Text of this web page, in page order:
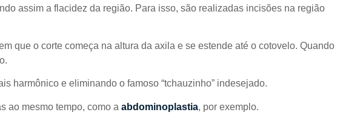
assim a flacidez da região. Para isso, são realizadas incisões na região
que o corte começa na altura da axila e se estende até o cotovelo. Quando
harmônico e eliminando o famoso “tchauzinho” indesejado.
ao mesmo tempo, como a abdominoplastia, por exemplo.